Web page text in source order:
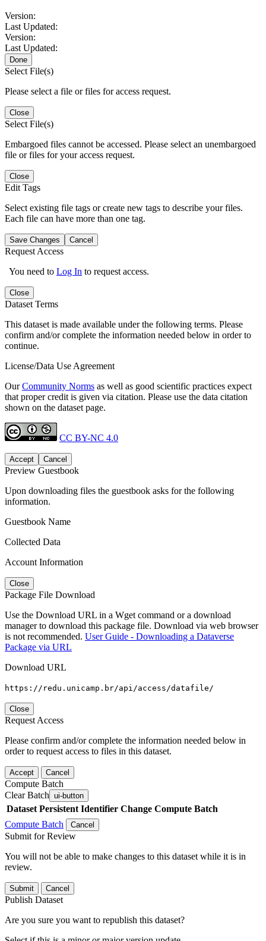
Version:
Last Updated:
Version:
Last Updated:
Done
Select File(s)
Please select a file or files for access request.
Close
Select File(s)
Embargoed files cannot be accessed. Please select an unembargoed
file or files for your access request.
Close
Edit Tags
Select existing file tags or create new tags to describe your files.
Each file can have more than one tag.
Save Changes Cancel
Request Access
You need to Log In to request access.
Close
Dataset Terms
This dataset is made available under the following terms. Please
confirm and/or complete the information needed below in order to
continue.
License/Data Use Agreement
OurCommunity Norms as well as good scientific practices expect
that proper credit is given via citation. Please use the data citation
shown on the dataset page.
CC BY-NC 4.0
Accept Cancel
Preview Guestbook
Upon downloading files the guestbook asks for the following
information.
Guestbook Name
Collected Data
Account Information
Close
Package File Download
Use the Download URL in a Wget command or a download
manager to download this package file. Download via web browser
is not recommended. User Guide - Downloading a Dataverse
Package via URL
Download URL
https://redu.unicamp.br/api/access/datafile/
Close
Request Access
Please confirm and/or complete the information needed below in
order to request access to files in this dataset.
Accept Cancel
Compute Batch
Clear Batch ui-button
Dataset Persistent Identifier Change Compute Batch
Compute Batch
Cancel
Submit for Review
You will not be able to make changes to this dataset while it is in
review.
Submit Cancel
Publish Dataset
Are you sure you want to republish this dataset?